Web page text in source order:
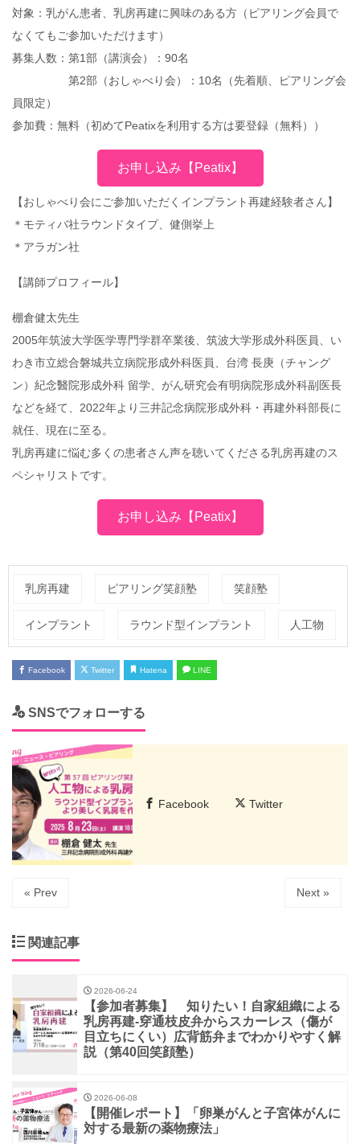
対象：乳がん患者、乳房再建に興味のある方（ピアリング会員で
なくてもご参加いただけます）
募集人数：第1部（講演会）：90名
第2部（おしゃべり会）：10名（先着順、ピアリング会
員限定）
参加費：無料（初めてPeatixを利用する方は要登録（無料））
お申し込み【Peatix】
【おしゃべり会にご参加いただくインプラント再建経験者さん】
＊モティバ社ラウンドタイプ、健側挙上
＊アラガン社
【講師プロフィール】
棚倉健太先生
2005年筑波大学医学専門学群卒業後、筑波大学形成外科医員、い
わき市立総合磐城共立病院形成外科医員、台湾 長庚（チャング
ン）紀念醫院形成外科 留学、がん研究会有明病院形成外科副医長
などを経て、2022年より三井記念病院形成外科・再建外科部長に
就任、現在に至る。
乳房再建に悩む多くの患者さん声を聴いてくださる乳房再建のス
ペシャリストです。
お申し込み【Peatix】
乳房再建 ピアリング笑顔塾 笑顔塾
インプラント ラウンド型インプラント 人工物
Facebook Twitter Hatena LINE
SNSでフォローする
Facebook Twitter
« Prev Next »
関連記事
2026-06-24
【参加者募集】 知りたい！自家組織による
乳房再建-穿通枝皮弁からスカーレス（傷が
目立ちにくい）広背筋弁までわかりやすく解
説（第40回笑顔塾）
2026-06-08
【開催レポート】「卵巣がんと子宮体がんに
対する最新の薬物療法」